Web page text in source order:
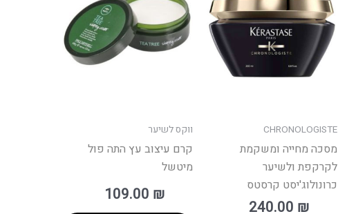
CHRONOLOGISTE
מסכה מחייה ומשקמת
לקרקפת ולשיער
כרונולוג'יסט קרסטס
240.00 ₪
ווקס לשיער
קרם עיצוב עץ התה פול
מיטשל
109.00 ₪